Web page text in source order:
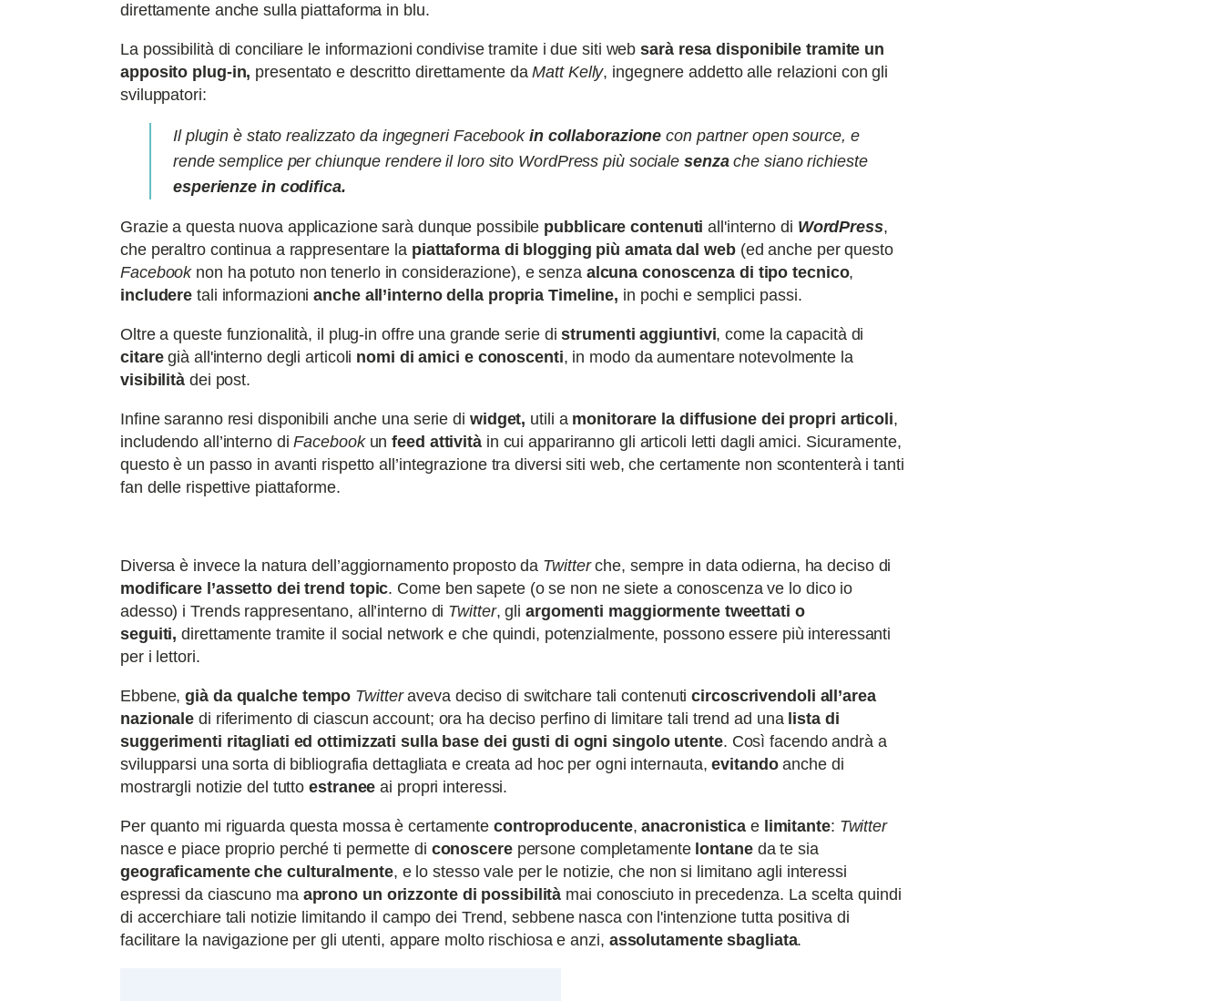
direttamente anche sulla piattaforma in blu.
La possibilità di conciliare le informazioni condivise tramite i due siti websarà resa disponibile tramite un
apposito plug-in, presentato e descritto direttamente daMatt Kelly, ingegnere addetto alle relazioni con gli
sviluppatori:
Il plugin è stato realizzato da ingegneri Facebook in collaborazione con partner open source, e
rende semplice per chiunque rendere il loro sito WordPress più sociale senzache siano richieste
esperienze in codifica.
Grazie a questa nuova applicazione sarà dunque possibile pubblicare contenutiall'interno di WordPress,
che peraltro continua a rappresentare la piattaforma di blogging più amata dal web(ed anche per questo
Facebooknon ha potuto non tenerlo in considerazione), e senzaalcuna conoscenza di tipo tecnico,
includere tali informazionianche all’interno della propria Timeline, in pochi e semplici passi.
Oltre a queste funzionalità, il plug-in offre una grande serie distrumenti aggiuntivi, come la capacità di
citaregià all'interno degli articoli nomi di amici e conoscenti, in modo da aumentare notevolmente la
visibilità dei post.
Infine saranno resi disponibili anche una serie di widget, utili a monitorare la diffusione dei propri articoli,
includendo all’interno diFacebookun feed attivitàin cui appariranno gli articoli letti dagli amici. Sicuramente,
questo è un passo in avanti rispetto all’integrazione tra diversi siti web, che certamente non scontenterà i tanti
fan delle rispettive piattaforme.
Diversa è invece la natura dell’aggiornamento proposto da Twitterche, sempre in data odierna, ha deciso di
modificare l’assetto dei trend topic. Come ben sapete (o se non ne siete a conoscenza ve lo dico io
adesso) i Trends rappresentano, all’interno di Twitter, gliargomenti maggiormente tweettati o
seguiti,direttamente tramite il social network e che quindi, potenzialmente, possono essere più interessanti
per i lettori.
Ebbene,già da qualche tempo Twitteraveva deciso di switchare tali contenuti circoscrivendoli all’area
nazionale di riferimento di ciascun account; ora ha deciso perfino di limitare tali trend ad una lista di
suggerimenti ritagliati ed ottimizzati sulla base dei gusti di ogni singolo utente. Così facendo andrà a
svilupparsi una sorta di bibliografia dettagliata e creata ad hoc per ogni internauta,evitandoanche di
mostrargli notizie del tuttoestranee ai propri interessi.
Per quanto mi riguarda questa mossa è certamentecontroproducente,anacronistica e limitante: Twitter
nasce e piace proprio perché ti permette di conoscerepersone completamente lontaneda te sia
geograficamente che culturalmente, e lo stesso vale per le notizie, che non si limitano agli interessi
espressi da ciascuno ma aprono un orizzonte di possibilità mai conosciuto in precedenza. La scelta quindi
di accerchiare tali notizie limitando il campo dei Trend, sebbene nasca con l'intenzione tutta positiva di
facilitare la navigazione per gli utenti, appare molto rischiosa e anzi, assolutamente sbagliata.